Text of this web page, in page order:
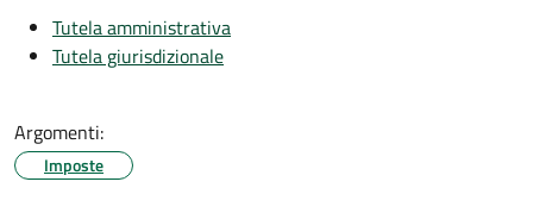
Tutela amministrativa
Tutela giurisdizionale
Argomenti:
Imposte